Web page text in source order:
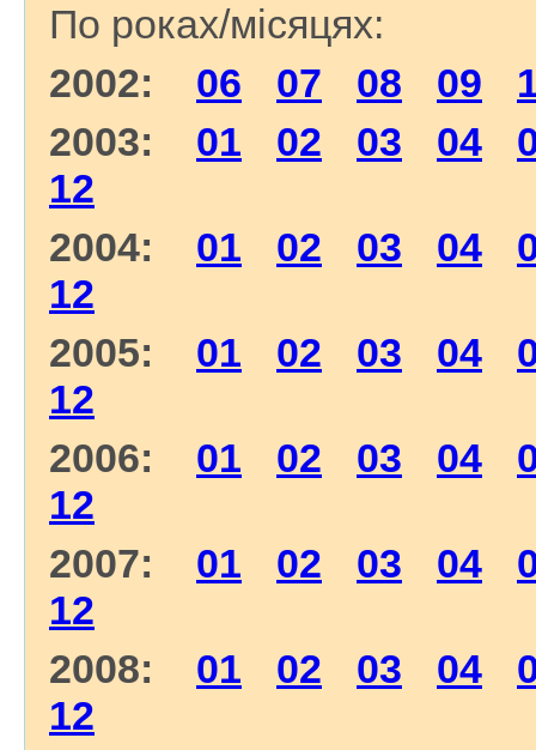
По роках/місяцях:
2002: 06 07 08 09
2003: 01 02 03 04
12
2004: 01 02 03 04
12
2005: 01 02 03 04
12
2006: 01 02 03 04
12
2007: 01 02 03 04
12
2008: 01 02 03 04
12